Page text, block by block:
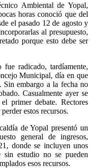
Ambiental de Yopal,
horas conoció que del
el pasado 12 de agosto y
al presupuesto,
porque esto debe ser
fue radicado, tardíamente,
Municipal, día en que
Sin embargo a la fecha no
Casualmente ayer se
primer debate. Rectores
estos recursos.
de Yopal presentó un
general de ingresos,
donde se incluyen unos
sin estudio no se pueden
esos recursos.